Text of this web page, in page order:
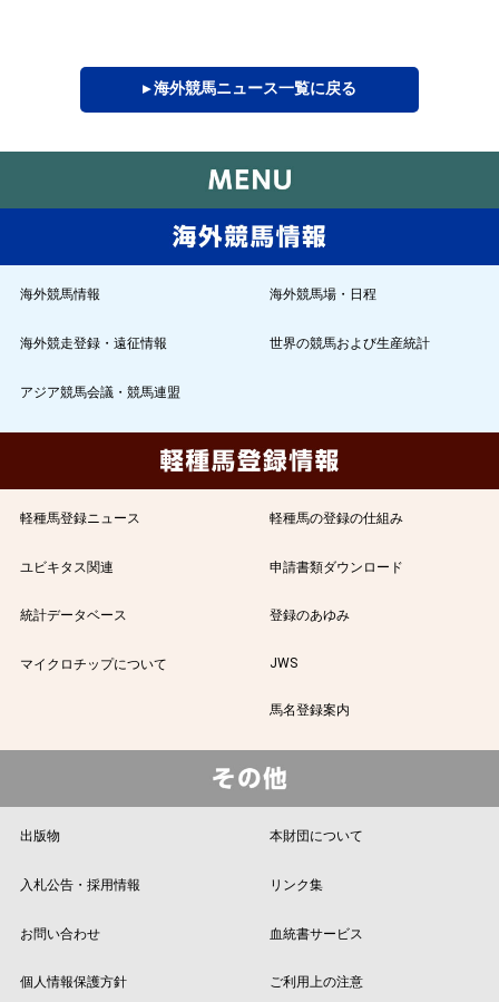
▸ 海外競馬ニュース一覧に戻る
海外競馬情報 海外競馬場・日程
海外競走登録・遠征情報 世界の競馬および生産統計
アジア競馬会議・競馬連盟
軽種馬登録ニュース 軽種馬の登録の仕組み
ユビキタス関連 申請書類ダウンロード
統計データベース 登録のあゆみ
マイクロチップについて JWS
馬名登録案内
出版物 本財団について
入札公告・採用情報 リンク集
お問い合わせ 血統書サービス
個人情報保護方針 ご利用上の注意